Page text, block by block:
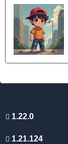
1.22.0
1.21.124